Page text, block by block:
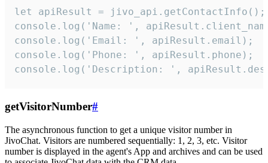
let apiResult = jivo_api.getContactInfo();
console.log('Name: ',
console.log('Email: ', apiResult.email);
console.log('Phone: ', apiResult.phone);
console.log('Description: ',
getVisitorNumber#
The asynchronous function to get a unique visitor number in
JivoChat. Visitors are numbered sequentially: 1, 2, 3, etc. Visitor
number is displayed in the agent's App and archives and can be used